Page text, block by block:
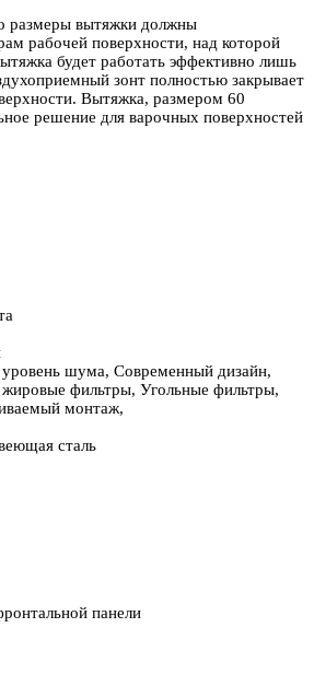
размеры вытяжки должны
рабочей поверхности, над которой
будет работать эффективно лишь
зонт полностью закрывает
Вытяжка, размером 60
решение для варочных поверхностей
шума, Современный дизайн,
фильтры, Угольные фильтры,
монтаж,
сталь
панели